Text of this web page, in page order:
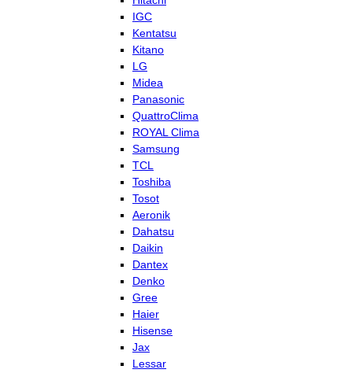
IGC
Kentatsu
Kitano
LG
Midea
Panasonic
QuattroClima
ROYAL Clima
Samsung
TCL
Toshiba
Tosot
Aeronik
Dahatsu
Daikin
Dantex
Denko
Gree
Haier
Hisense
Jax
Lessar